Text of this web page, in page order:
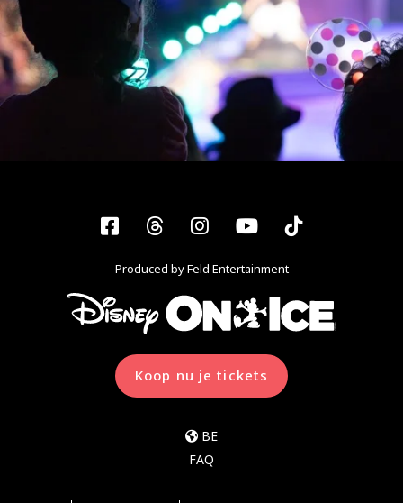
Facebook
ThreadsInstagram
YouTubeTiktok
Produced by Feld Entertainment
Koop nu je tickets
BE
FAQ